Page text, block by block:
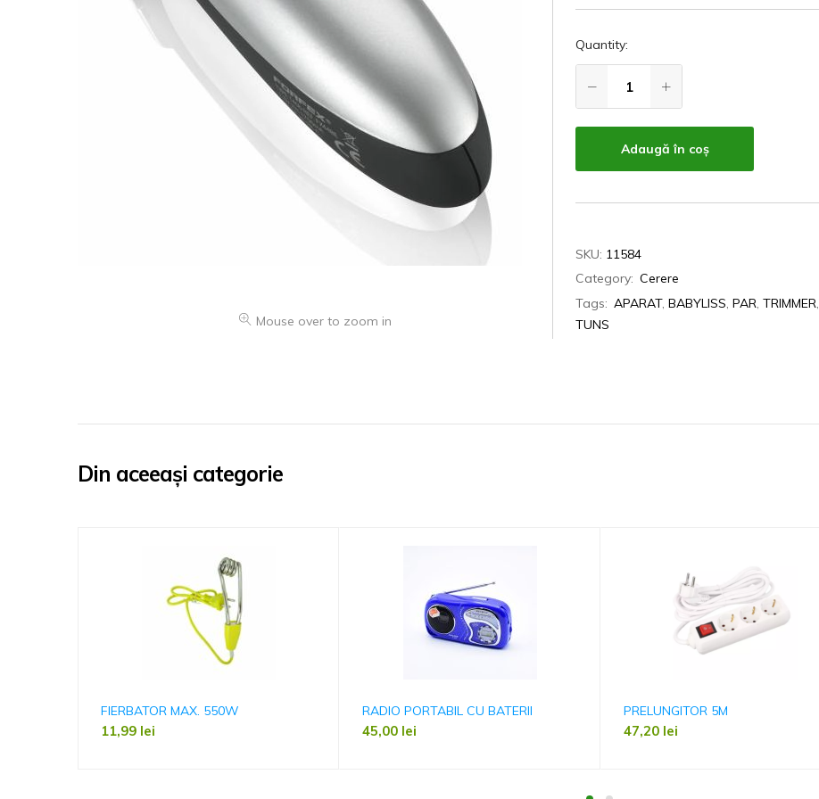
Mouse over to zoom in
Quantity:
Adaugă în coș
SKU: 11584
Category: Cerere
Tags: APARAT,BABYLISS,PAR,TRIMMER,
TUNS
Din aceeași categorie
FIERBATOR MAX. 550W
11,99 lei
RADIO PORTABIL CU BATERII
45,00 lei
PRELUNGITOR 5M
47,20 lei